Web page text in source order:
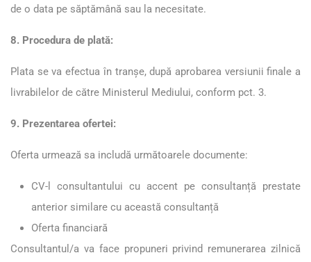
de o data pe săptămână sau la necesitate.
8. Procedura de plată:
Plata se va efectua în tranşe, după aprobarea versiunii finale a
livrabilelor de către Ministerul Mediului, conform pct. 3.
9. Prezentarea ofertei:
Oferta urmează sa includă următoarele documente:
CV-l consultantului cu accent pe consultanță prestate
anterior similare cu această consultanță
Oferta financiară
Consultantul/a va face propuneri privind remunerarea zilnică